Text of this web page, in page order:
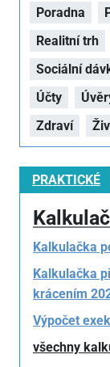
Poradna
Realitní trh
Sociální
Účty
Zdraví
PRAKTICKÉ
Kalkulačka
Kalkulačka
krácením
Výpočet
všechny